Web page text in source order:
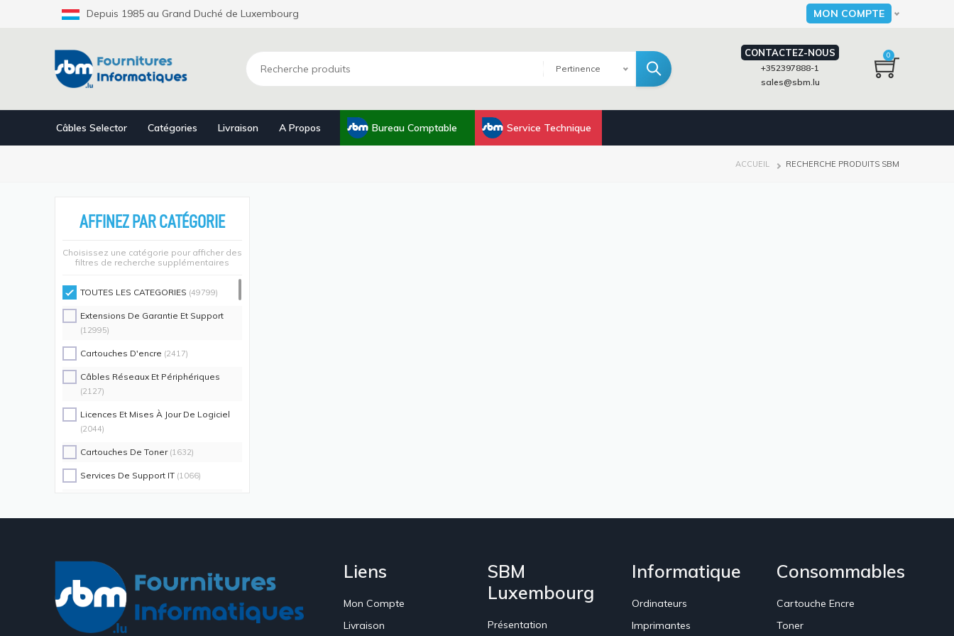
Depuis 1985 au Grand Duché de Luxembourg Select your language
MON COMPTE
Pertinence
CONTACTEZ-NOUS
+352397888-1
sales@sbm.lu
0
Câbles Selector Catégories Livraison A Propos Bureau Comptable Service Technique
FIL
ACCUEIL RECHERCHE PRODUITS SBM
AFFINEZ PAR CATÉGORIE
Choisissez une catégorie pour afficher des
filtres de recherche supplémentaires
TOUTES LES CATEGORIES (49799)
Extensions De Garantie Et Support
(12995)
Cartouches D'encre (2417)
Câbles Réseaux Et Périphériques
(2127)
Licences Et Mises À Jour De Logiciel
(2044)
Cartouches De Toner (1632)
Services De Support IT (1066)
Alimentations D'énergie Non
Interruptibles (719)
Accessoires De Racks
Unités De Distribution D'énergie (640)
Liens
Mon Compte
Livraison
SBM
Luxembourg
Présentation
Informatique
Ordinateurs
Imprimantes
Consommables
Cartouche Encre
Toner